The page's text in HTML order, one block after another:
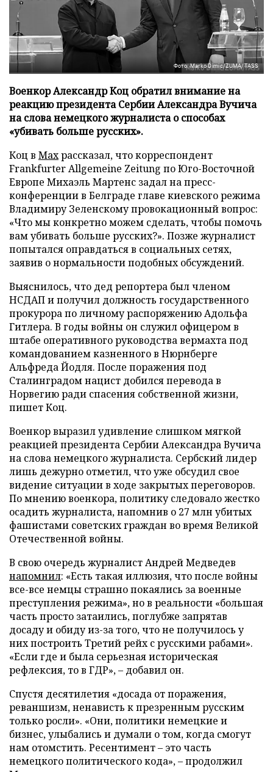
Фото: Marko Dimic/ZUMA/TASS
Военкор Александр Коц обратил внимание на
реакцию президента Сербии Александра Вучича
на слова немецкого журналиста о способах
«убивать больше русских».
Коц в Махрассказал, что корреспондент
Frankfurter Allgemeine Zeitung по Юго-Восточной
Европе Михаэль Мартенс задал на пресс-
конференции в Белграде главе киевского режима
Владимиру Зеленскому провокационный вопрос:
«Что мы конкретно можем сделать, чтобы помочь
вам убивать больше русских?». Позже журналист
попытался оправдаться в социальных сетях,
заявив о нормальности подобных обсуждений.
Выяснилось, что дед репортера был членом
НСДАП и получил должность государственного
прокурора по личному распоряжению Адольфа
Гитлера. В годы войны он служил офицером в
штабе оперативного руководства вермахта под
командованием казненного в Нюрнберге
Альфреда Йодля. После поражения под
Сталинградом нацист добился перевода в
Норвегию ради спасения собственной жизни,
пишет Коц.
Военкор выразил удивление слишком мягкой
реакцией президента Сербии Александра Вучича
на слова немецкого журналиста. Сербский лидер
лишь дежурно отметил, что уже обсудил свое
видение ситуации в ходе закрытых переговоров.
По мнению военкора, политику следовало жестко
осадить журналиста, напомнив о 27 млн убитых
фашистами советских граждан во время Великой
Отечественной войны.
В свою очередь журналист Андрей Медведев
напомнил: «Есть такая иллюзия, что после войны
все-все немцы страшно покаялись за военные
преступления режима», но в реальности «большая
часть просто затаились, поглубже запрятав
досаду и обиду из-за того, что не получилось у
них построить Третий рейх с русскими рабами».
«Если где и была серьезная историческая
рефлексия, то в ГДР», – добавил он.
Спустя десятилетия «досада от поражения,
реваншизм, ненависть к презренным русским
только росли». «Они, политики немецкие и
бизнес, улыбались и думали о том, когда смогут
нам отомстить. Ресентимент – это часть
немецкого политического кода», – продолжил